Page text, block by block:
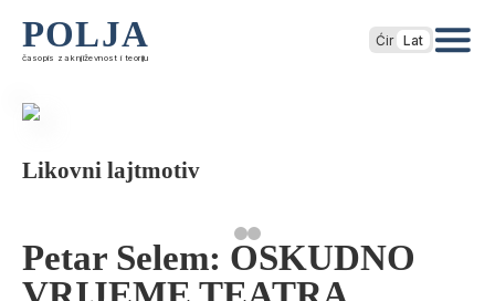
POLJA
časopis za književnost i teoriju
Ćir Lat
Likovni lajtmotiv
Petar Selem: OSKUDNO